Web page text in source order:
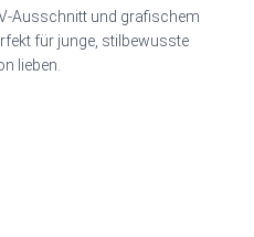
Ausschnitt und grafischem
für junge, stilbewusste
lieben.